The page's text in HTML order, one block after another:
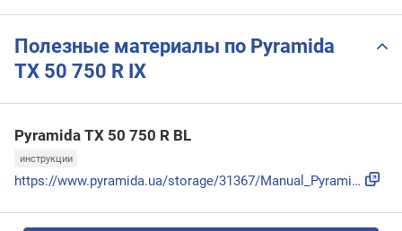
Полезные материалы по Pyramida
TX 50 750 R IX
Pyramida TX 50 750 R BL
инструкции
https://www.pyramida.ua/storage/31367/Manual_Pyramida_TX-50...